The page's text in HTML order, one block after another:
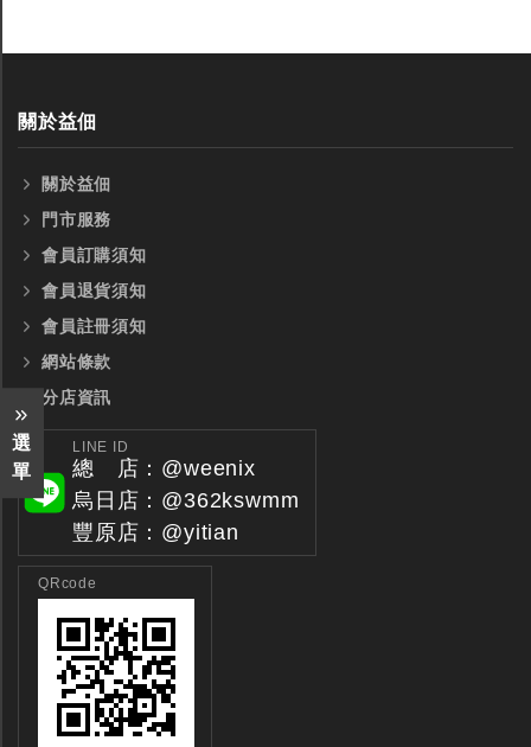
選
單
關於益佃
關於益佃
門市服務
會員訂購須知
會員退貨須知
會員註冊須知
網站條款
分店資訊
LINE ID
總 店：@weenix
烏日店：@362kswmm
豐原店：@yitian
QRcode